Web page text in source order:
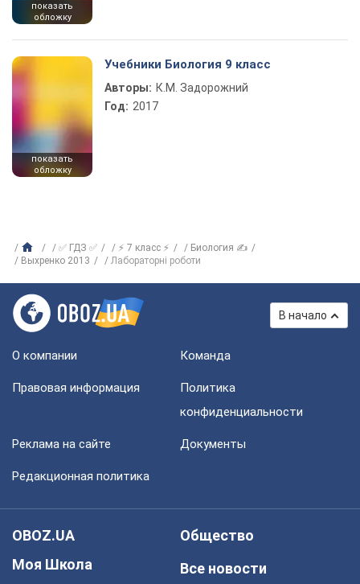
показать
обложку
показать
обложку
Учебники Биология 9 класс
Авторы: К.М. Задорожний
Год: 2017
✅ ГДЗ ✅ ⚡ 7 класс ⚡
Биология ✍
Выхренко 2013
Лабораторні роботи
В начало
О компании Команда
Правовая информация
Политика
конфиденциальности
Реклама на сайте Документы
Редакционная политика
OBOZ.UA
Моя Школа
Общество
Все новости